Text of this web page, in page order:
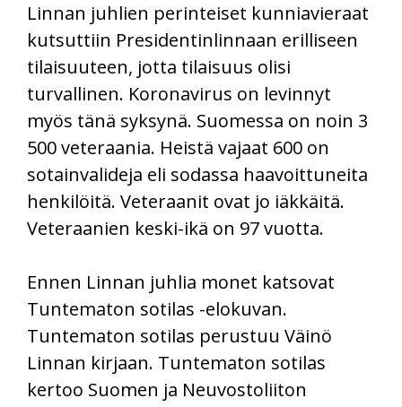
Linnan juhlien perinteiset kunniavieraat
kutsuttiin Presidentinlinnaan erilliseen
tilaisuuteen, jotta tilaisuus olisi
turvallinen. Koronavirus on levinnyt
myös tänä syksynä. Suomessa on noin 3
500 veteraania. Heistä vajaat 600 on
sotainvalideja eli sodassa haavoittuneita
henkilöitä. Veteraanit ovat jo iäkkäitä.
Veteraanien keski-ikä on 97 vuotta.
Ennen Linnan juhlia monet katsovat
Tuntematon sotilas -elokuvan.
Tuntematon sotilas perustuu Väinö
Linnan kirjaan. Tuntematon sotilas
kertoo Suomen ja Neuvostoliiton